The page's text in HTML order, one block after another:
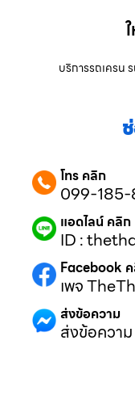
บริการรถเครน
โทร คลิก
099-
แอดไลน์ คลิก
ID :
Facebook
เพจ
ส่งข้อความ
ส่งข้อความ